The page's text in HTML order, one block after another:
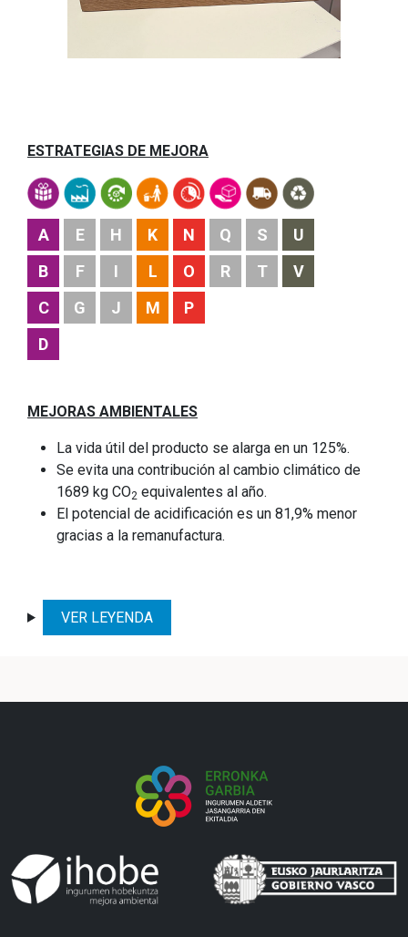
ESTRATEGIAS DE MEJORA
A
B
C
D
E
F
G
H
I
J
K
L
M
N
O
P
Q
R
S
T
U
V
MEJORAS AMBIENTALES
La vida útil del producto se alarga en un 125%.
Se evita una contribución al cambio climático de
1689 kg CO2 equivalentes al año.
El potencial de acidificación es un 81,9% menor
gracias a la remanufactura.
VER LEYENDA